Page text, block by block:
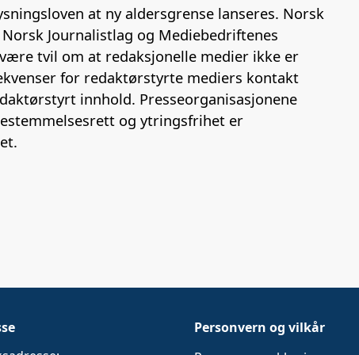
e
o
o
k
k
d
I
n
o
at ny aldersgrense lanseres. Norsk
Journalistlag og Mediebedriftenes
tvil om at redaksjonelle medier ikke er
for redaktørstyrte mediers kontakt
innhold. Presseorganisasjonene
og ytringsfrihet er
Personvern og vilkår